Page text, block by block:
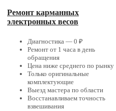
Ремонт карманных
электронных весов
Диагностика — 0 ₽
Ремонт от 1 часа в день
обращения
Цена ниже среднего по рынку
Только оригинальные
комплектующие
Выезд мастера по области
Восстанавливаем точность
взвешивания